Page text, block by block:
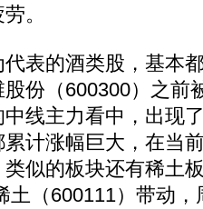
。
的酒类股，基本
份（600300）之前
线主力看中，出现
计涨幅巨大，在当
似的板块还有稀土
土（600111）带动